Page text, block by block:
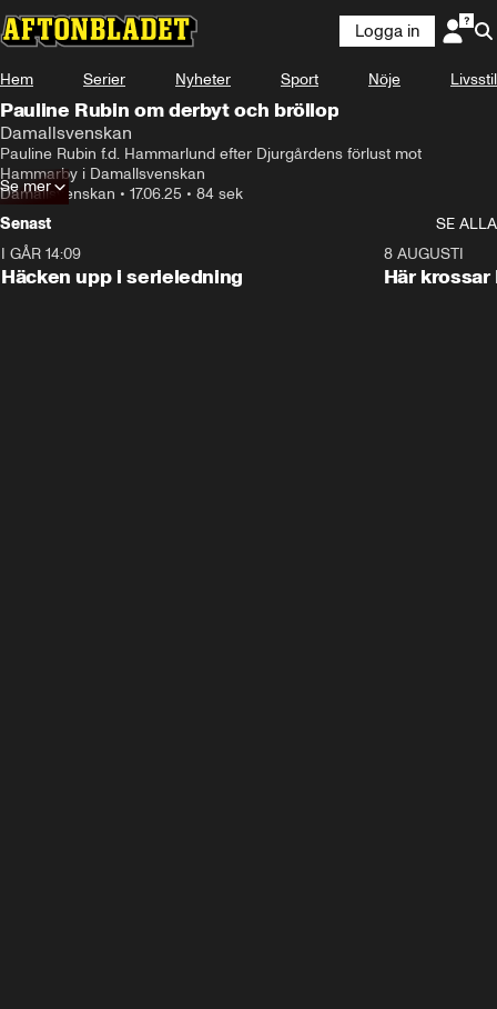
Logga in
Hem Serier Nyheter Sport Nöje Livsstil
Pauline Rubin om derbyt och bröllop
Damallsvenskan
Pauline Rubin f.d. Hammarlund efter Djurgårdens förlust mot
Hammarby i Damallsvenskan
Damallsvenskan • 17.06.25 • 84 sek
Se mer
Senast
SE ALLA
I GÅR 14:09
Häcken upp i serieledning
8 AUGUSTI
Här